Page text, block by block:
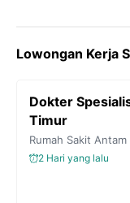
e
o
k
t
e
e
r
a
m
Lowongan Kerja
Dokter
Timur
Rumah Sakit
2 Hari yang lalu